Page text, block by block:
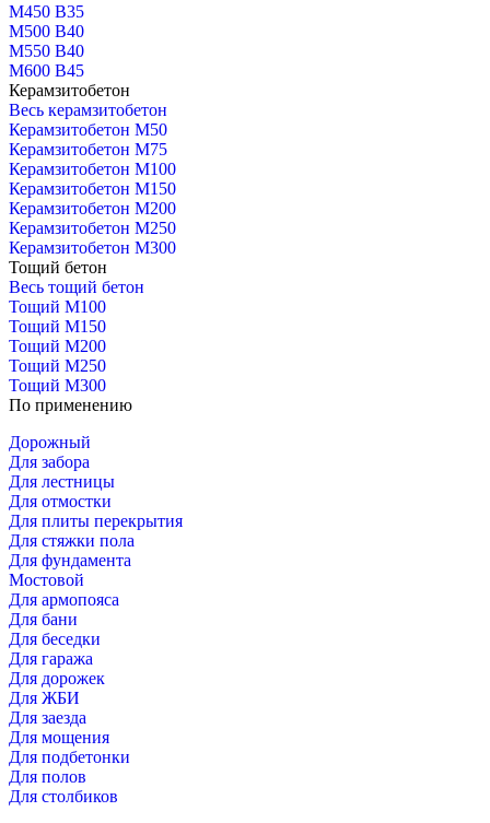
М450 В35
М500 В40
М550 В40
М600 В45
Керамзитобетон
Весь керамзитобетон
Керамзитобетон М50
Керамзитобетон М75
Керамзитобетон М100
Керамзитобетон М150
Керамзитобетон М200
Керамзитобетон М250
Керамзитобетон М300
Тощий бетон
Весь тощий бетон
Тощий М100
Тощий М150
Тощий М200
Тощий М250
Тощий М300
По применению
Дорожный
Для забора
Для лестницы
Для отмостки
Для плиты перекрытия
Для стяжки пола
Для фундамента
Мостовой
Для армопояса
Для бани
Для беседки
Для гаража
Для дорожек
Для ЖБИ
Для заезда
Для мощения
Для подбетонки
Для полов
Для столбиков